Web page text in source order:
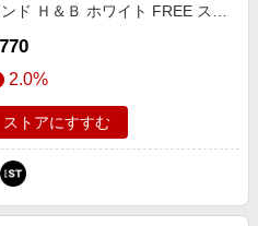
ド Ｈ＆Ｂ ホワイト FREE スタ
エスティ（旧ドットエスティ）
770
2.0%
ストアにすすむ